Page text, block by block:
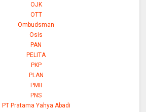
OJK
OTT
Ombudsman
Osis
PAN
PELITA
PKP
PLAN
PMII
PNS
PT Pratama Yahya Abadi